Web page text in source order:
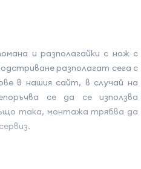
и разполагайки с нож с
разполагат сега с
в нашия сайт, в случай на
се да се използва
така, монтажа трябва да